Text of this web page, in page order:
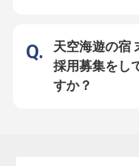
天空海遊の宿
採用募集をし
すか？